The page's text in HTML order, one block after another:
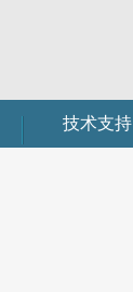
技术支持